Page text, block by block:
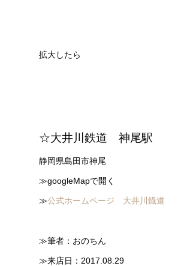
拡大したら
☆大井川鉄道 神尾駅
静岡県島田市神尾
≫googleMapで開く
≫公式ホームページ 大井川鐡道
≫筆者：おのちん
≫来店日：2017.08.29